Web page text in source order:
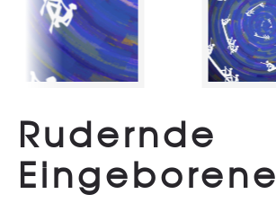
Rudernde
Eingeborene